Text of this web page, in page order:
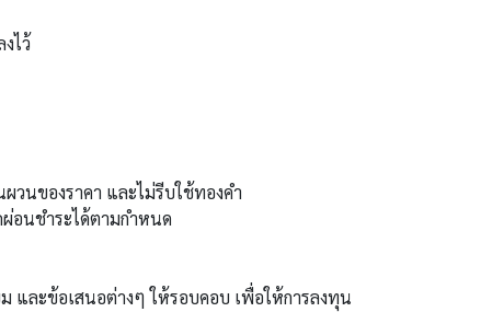
ไว้
วนของราคา และไม่รีบใช้ทองคำ
อนชำระได้ตามกำหนด
และข้อเสนอต่างๆ ให้รอบคอบ เพื่อให้การลงทุน